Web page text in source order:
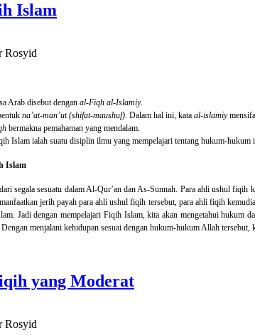
Islam
Rosyid
Arab disebut dengan al-Fiqh al-Islamiy.
na’at-man’ut (shifat-maushuf). Dalam hal ini, kata al-islamiy
bermakna pemahaman yang mendalam.
Islam ialah suatu disiplin ilmu yang mempelajari tentang hukum-
Islam
segala sesuatu dalam Al-Qur’an dan As-Sunnah. Para ahli ushul
jerih payah para ahli ushul fiqih tersebut, para ahli fiqih
Jadi dengan mempelajari Fiqih Islam, kita akan mengetahui hukum
menjalani kehidupan sesuai dengan hukum-hukum Allah tersebut,
yang Moderat
Rosyid